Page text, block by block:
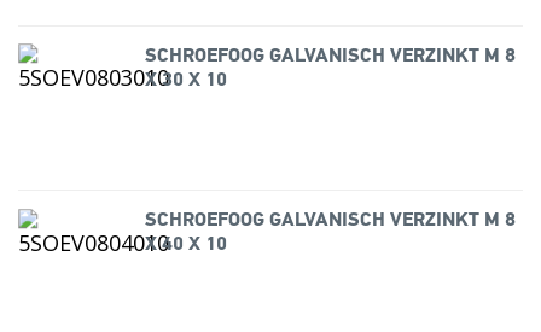
SCHROEFOOG GALVANISCH VERZINKT M 8
X 30 X 10
SCHROEFOOG GALVANISCH VERZINKT M 8
X 40 X 10